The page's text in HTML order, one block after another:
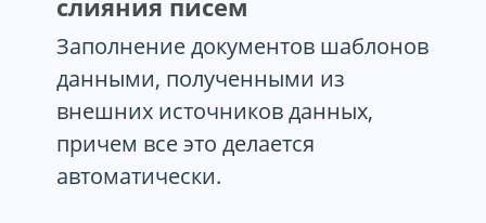
слияния писем
Заполнение документов шаблонов
данными, полученными из
внешних источников данных,
причем все это делается
автоматически.